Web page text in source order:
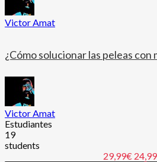
Victor Amat
¿Cómo solucionar las peleas con
Victor Amat
Estudiantes
19
students
29,99€